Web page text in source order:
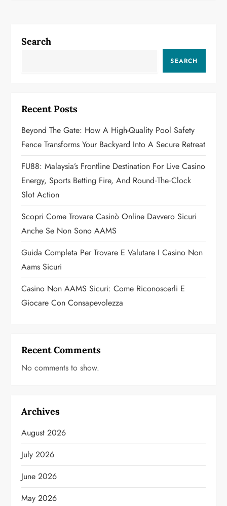
a
g
a
t
i
o
n
Search
SEARCH
Recent Posts
Beyond The Gate: How A High-Quality Pool Safety
Fence Transforms Your Backyard Into A Secure Retreat
FU88: Malaysia’s Frontline Destination For Live Casino
Energy, Sports Betting Fire, And Round‑the‑Clock
Slot Action
Scopri Come Trovare Casinò Online Davvero Sicuri
Anche Se Non Sono AAMS
Guida Completa Per Trovare E Valutare I Casino Non
Aams Sicuri
Casino Non AAMS Sicuri: Come Riconoscerli E
Giocare Con Consapevolezza
Recent Comments
No comments to show.
Archives
August 2026
July 2026
June 2026
May 2026